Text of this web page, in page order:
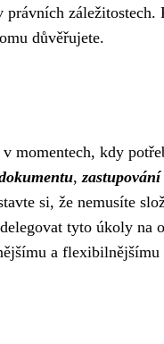
záležitostech.
důvěřujete.
momentech, kdy
,
si, že nemusíte
tyto úkoly na
a flexibilnějšímu